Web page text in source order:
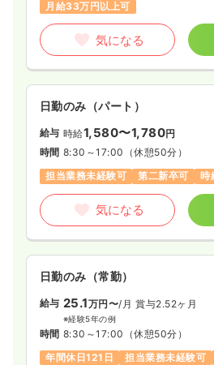
月給33万円以上可
気になる
日勤のみ（パート）
給与 時給1,580〜1,780円
時間 8:30～17:00 （休憩50分）
担当業務未経験可
第二新卒可 時
気になる
日勤のみ（常勤）
給与 25.1万円〜/月 賞与2.52ヶ月
※経験5年の例
時間 8:30～17:00 （休憩50分）
年間休日121日
担当業務未経験可